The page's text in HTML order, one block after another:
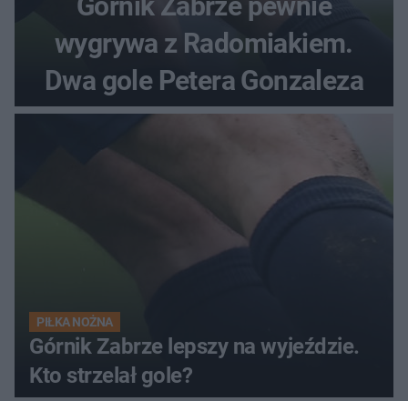
wygrywa z Radomiakiem.
Dwa gole Petera Gonzaleza
PIŁKA NOŻNA
Górnik Zabrze lepszy na wyjeździe.
Kto strzelał gole?